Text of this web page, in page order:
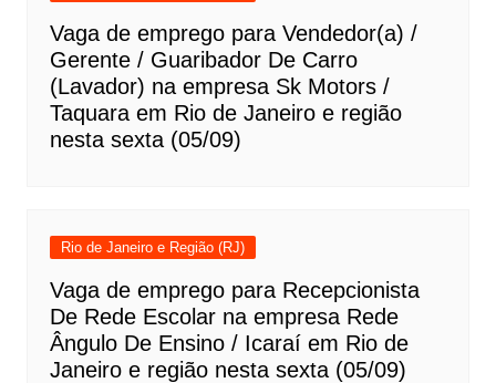
Vaga de emprego para Vendedor(a) /
Gerente / Guaribador De Carro
(Lavador) na empresa Sk Motors /
Taquara em Rio de Janeiro e região
nesta sexta (05/09)
Rio de Janeiro e Região (RJ)
Vaga de emprego para Recepcionista
De Rede Escolar na empresa Rede
Ângulo De Ensino / Icaraí em Rio de
Janeiro e região nesta sexta (05/09)